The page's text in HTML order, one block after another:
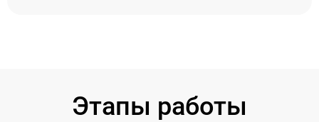
Этапы работы